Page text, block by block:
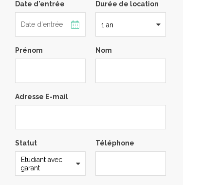
Date d'entrée Durée de location
Prénom Nom
Adresse E-mail
Statut Téléphone